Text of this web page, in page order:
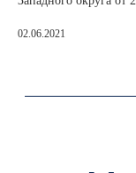
02.06.2021